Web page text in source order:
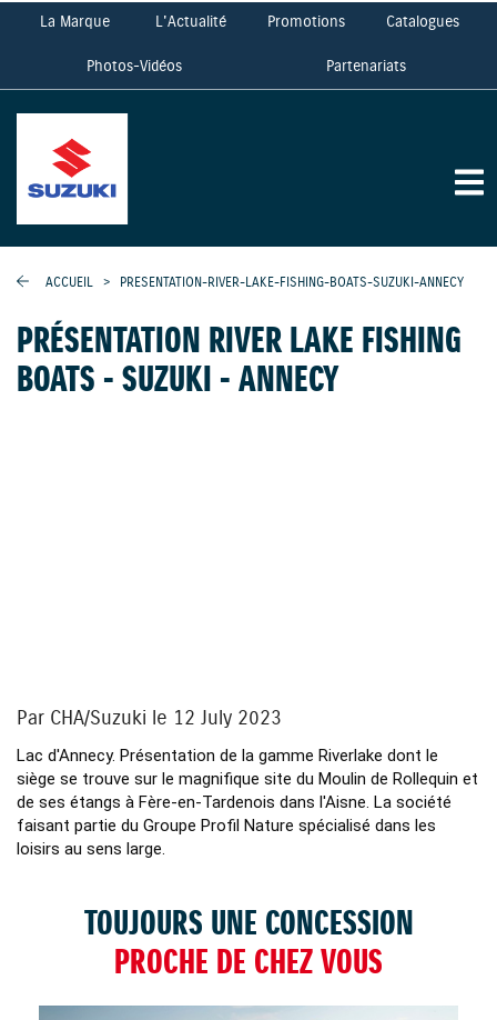
La Marque L'Actualité Promotions Catalogues
Photos-Vidéos Partenariats
ACCUEIL > PRESENTATION-RIVER-LAKE-FISHING-BOATS-SUZUKI-ANNECY
PRÉSENTATION RIVER LAKE FISHING
BOATS - SUZUKI - ANNECY
Par CHA/Suzuki le 12 July 2023
Lac d'Annecy. Présentation de la gamme Riverlake dont le
siège se trouve sur le magnifique site du Moulin de Rollequin et
de ses étangs à Fère-en-Tardenois dans l'Aisne. La société
faisant partie du Groupe Profil Nature spécialisé dans les
loisirs au sens large.
TOUJOURS UNE CONCESSION
PROCHE DE CHEZ VOUS